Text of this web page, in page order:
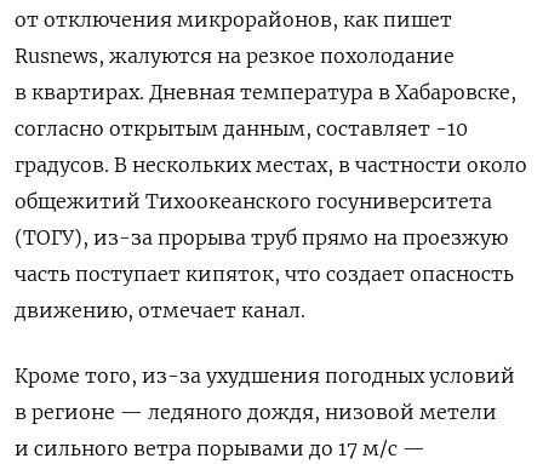
от отключения микрорайонов, как пишет
Rusnews, жалуются на резкое похолодание
в квартирах. Дневная температура в Хабаровске,
согласно открытым данным, составляет -10
градусов. В нескольких местах, в частности около
общежитий Тихоокеанского госуниверситета
(ТОГУ), из-за прорыва труб прямо на проезжую
часть поступает кипяток, что создает опасность
движению, отмечает канал.
Кроме того, из-за ухудшения погодных условий
в регионе — ледяного дождя, низовой метели
и сильного ветра порывами до 17 м/с —